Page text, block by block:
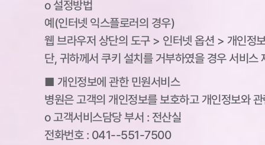
ο 설정방법
예(인터넷 익스플로러의 경우)
웹 브라우저 상단의 도구 > 인터넷 옵션 > 개인정
단, 귀하께서 쿠키 설치를 거부하였을 경우 서비스
■ 개인정보에 관한 민원서비스
병원은 고객의 개인정보를 보호하고 개인정보와
ο 고객서비스담당 부서 : 전산실
전화번호 : 041--551-7500